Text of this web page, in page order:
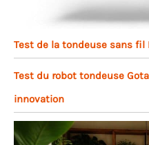
Test de la tondeuse sans fil
Test du robot tondeuse
innovation